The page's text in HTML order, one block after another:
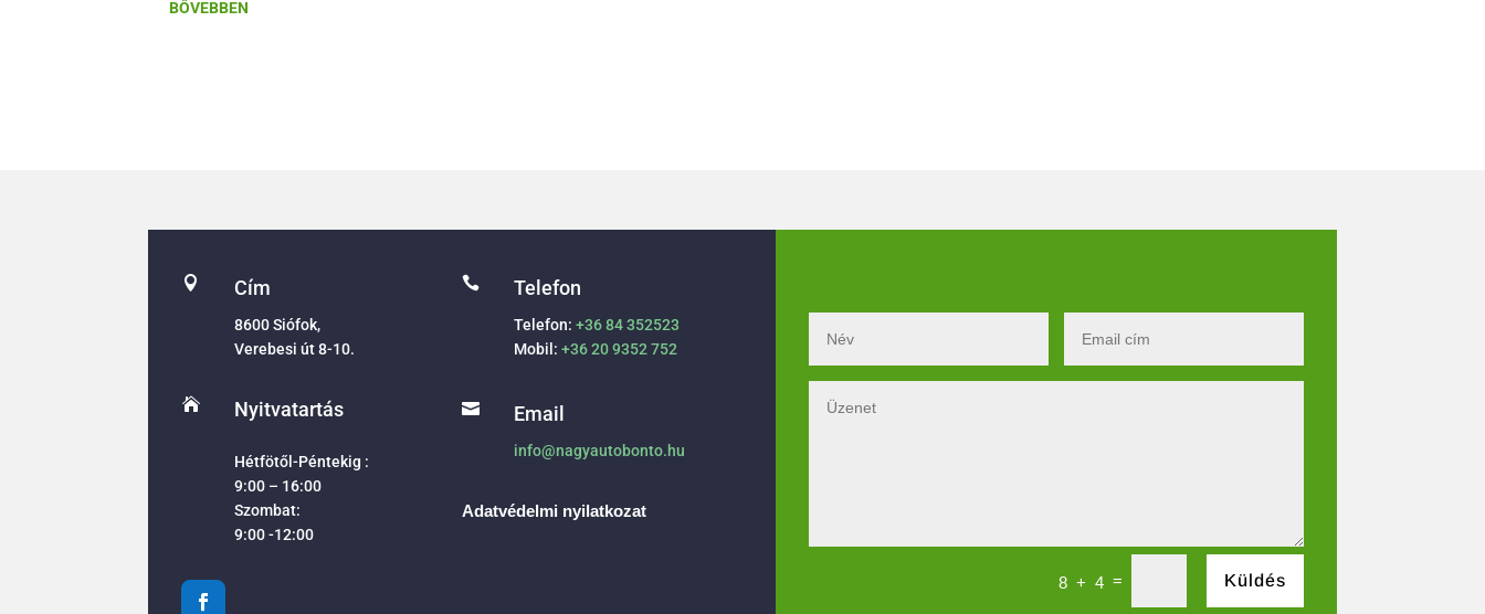
BŐVEBBEN
 Cím
8600 Siófok,
Verebesi út 8-10.
 Nyitvatartás
Hétfötől-Péntekig :
9:00 – 16:00
Szombat:
9:00 -12:00
 Telefon
Telefon:+36 84 352523
Mobil:+36 20 9352 752
 Email
info@nagyautobonto.hu
Adatvédelmi nyilatkozat
8 + 4 = Küldés